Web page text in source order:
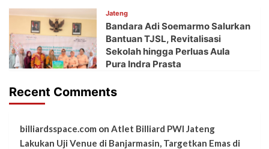
Jateng
Bandara Adi Soemarmo Salurkan
Bantuan TJSL, Revitalisasi
Sekolah hingga Perluas Aula
Pura Indra Prasta
Recent Comments
billiardsspace.com on Atlet Billiard PWI Jateng
Lakukan Uji Venue di Banjarmasin, Targetkan Emas di